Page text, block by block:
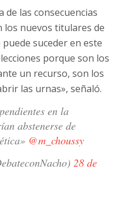
de las consecuencias
los nuevos titulares de
puede suceder en este
porque son los
un recurso, son los
las urnas», señaló.
en la
abstenerse de
@m_choussy
28 de